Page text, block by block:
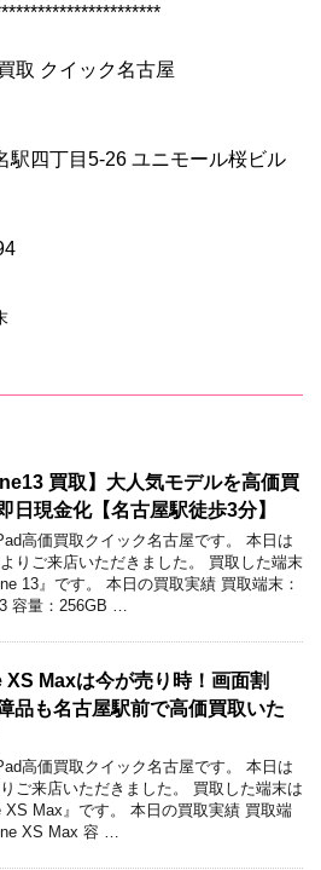
取 クイック名古屋
駅四丁目5-26 ユニモール桜ビル
買取】大人気モデルを高価買
日現金化【名古屋駅徒歩3分】
高価買取クイック名古屋です。 本日は
りご来店いただきました。 買取した端末
13』です。 本日の買取実績 買取端末：
容量：256GB …
Maxは今が売り時！画面割
品も名古屋駅前で高価買取いた
高価買取クイック名古屋です。 本日は
ご来店いただきました。 買取した端末は
XS Max』です。 本日の買取実績 買取端
XS Max 容 …